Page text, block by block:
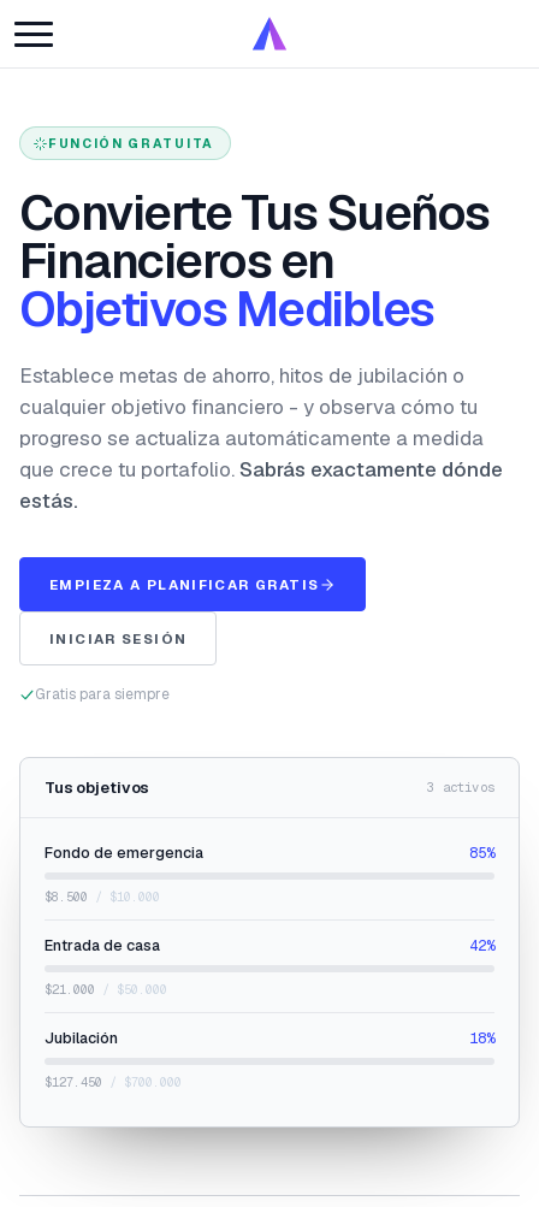
FUNCIÓN GRATUITA
Convierte Tus Sueños
Financieros en
Objetivos Medibles
Establece metas de ahorro, hitos de jubilación o
cualquier objetivo financiero - y observa cómo tu
progreso se actualiza automáticamente a medida
que crece tu portafolio.Sabrás exactamente dónde
estás.
EMPIEZA A PLANIFICAR GRATIS
INICIAR SESIÓN
Gratis para siempre
Tus objetivos 3 activos
Fondo de emergencia 85%
$8.500 / $10.000
Entrada de casa 42%
$21.000 / $50.000
Jubilación 18%
$127.450 / $700.000